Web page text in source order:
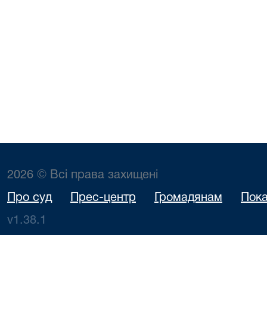
2026 © Всі права захищені
Про суд Прес-центр Громадянам
v1.38.1